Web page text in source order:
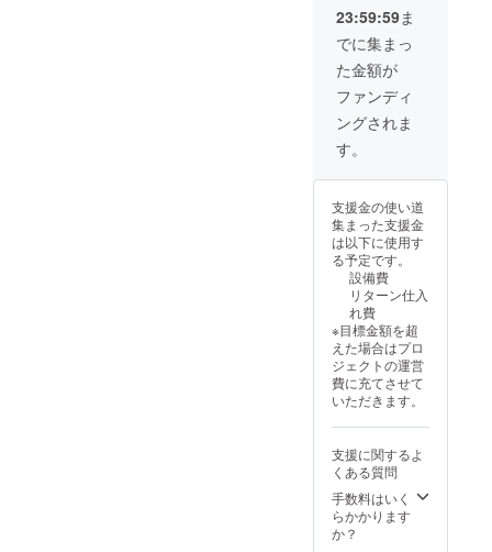
名のみ
となり
ます）
ドフェ
ス開催
記念
フェスT
が付属
しま
す。 支
考欄に
記載く
ださい
１．掲
載を希
望され
るお名
投票さ
れるVラ
イバー
名1名
（2名以
上記入
場合は
最初に
入力さ
れた1名
のみと
23:59:59ま
でに集まっ
た金額が
ファンディ
ングされま
す。
支援金の使い道
集まった支援金
は以下に使用す
る予定です。
設備費
リターン仕入
れ費
※目標金額を超
えた場合はプロ
ジェクトの運営
費に充てさせて
いただきます。
支援に関するよ
くある質問
手数料はいく
らかかります
か？